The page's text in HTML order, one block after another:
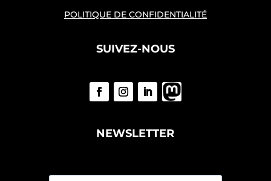
POLITIQUE DE CONFIDENTIALITÉ
SUIVEZ-NOUS
NEWSLETTER